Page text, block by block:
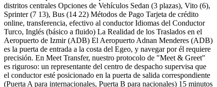
distritos centrales Opciones de Vehículos Sedan (3 plazas), Vito (6),
Sprinter (7 13), Bus (14 22) Métodos de Pago Tarjeta de crédito
online, transferencia, efectivo al conductor Idiomas del Conductor
Turco, Inglés (básico a fluido) La Realidad de los Traslados en el
Aeropuerto de Izmir (ADB) El Aeropuerto Adnan Menderes (ADB)
es la puerta de entrada a la costa del Egeo, y navegar por él requiere
precisión. En Meet Transfer, nuestro protocolo de "Meet & Greet"
es riguroso: un representante del centro de despacho supervisa que
el conductor esté posicionado en la puerta de salida correspondiente
(Puerta A para internacionales, Puerta B para nacionales) 15 minutos